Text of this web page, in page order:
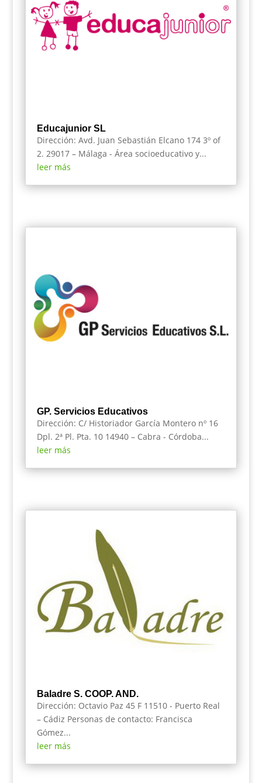
Educajunior SL
Dirección: Avd. Juan Sebastián Elcano 174 3º of
2. 29017 – Málaga - Área socioeducativo y...
leer más
GP. Servicios Educativos
Dirección: C/ Historiador García Montero nº 16
Dpl. 2ª Pl. Pta. 10 14940 – Cabra - Córdoba...
leer más
Baladre S. COOP. AND.
Dirección: Octavio Paz 45 F 11510 - Puerto Real
– Cádiz Personas de contacto: Francisca
Gómez...
leer más